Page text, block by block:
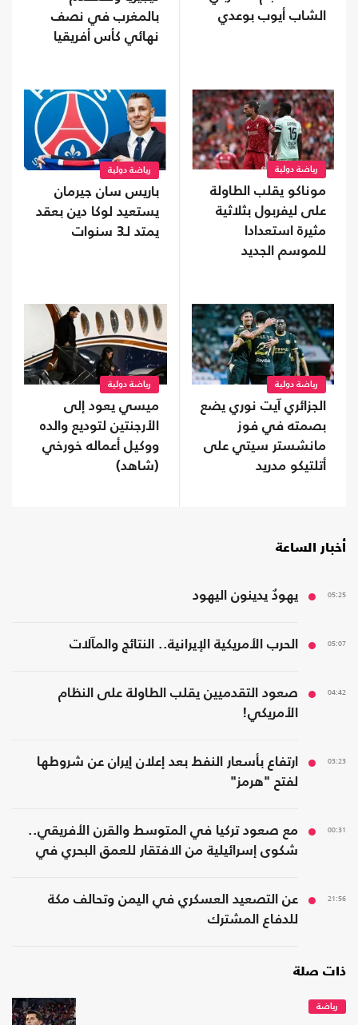
الشاب أيوب بوعدي
بالمغرب في نصف
نهائي كأس أفريقيا
رياضة دولية
موناكو يقلب الطاولة
على ليفربول بثلاثية
مثيرة استعدادا
للموسم الجديد
رياضة دولية
باريس سان جيرمان
يستعيد لوكا دين بعقد
يمتد لـ3 سنوات
رياضة دولية
الجزائري آيت نوري يضع
بصمته في فوز
مانشستر سيتي على
أتلتيكو مدريد
رياضة دولية
ميسي يعود إلى
الأرجنتين لتوديع والده
ووكيل أعماله خورخي
(شاهد)
أخبار الساعة
05:25 يهودٌ يدينون اليهود
05:07 الحرب الأمريكية الإيرانية.. النتائج والمآلات
04:42
صعود التقدميين يقلب الطاولة على النظام
الأمريكي!
03:23
ارتفاع بأسعار النفط بعد إعلان إيران عن شروطها
لفتح "هرمز"
00:31
مع صعود تركيا في المتوسط والقرن الأفريقي..
شكوى إسرائيلية من الافتقار للعمق البحري في
21:56
عن التصعيد العسكري في اليمن وتحالف مكة
للدفاع المشترك
ذات صلة
رياضة